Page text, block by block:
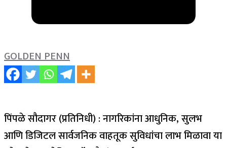
GOLDEN PENN
पिंपळे सौदागर (प्रतिनिधी) : नागरिकांना आधुनिक, सुलभ
आणि डिजिटल सार्वजनिक वाहतूक सुविधांचा लाभ मिळावा या